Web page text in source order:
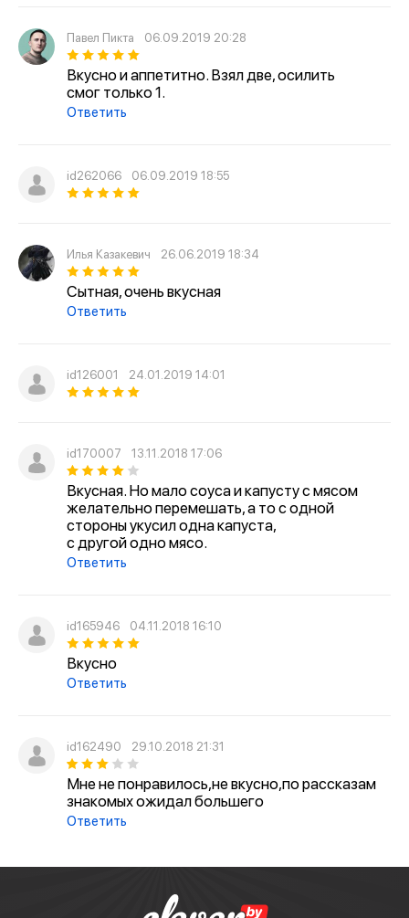
Павел Пикта 06.09.2019 20:28
Вкусно и аппетитно. Взял две, осилить
смог только 1.
Ответить
id262066 06.09.2019 18:55
Илья Казакевич 26.06.2019 18:34
Сытная, очень вкусная
Ответить
id126001 24.01.2019 14:01
id170007 13.11.2018 17:06
Вкусная. Но мало соуса и капусту с мясом
желательно перемешать, а то с одной
стороны укусил одна капуста,
с другой одно мясо.
Ответить
id165946 04.11.2018 16:10
Вкусно
Ответить
id162490 29.10.2018 21:31
Мне не понравилось,не вкусно,по рассказам
знакомых ожидал большего
Ответить